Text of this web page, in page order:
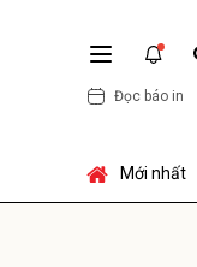
Đọc báo in
Mới nhất